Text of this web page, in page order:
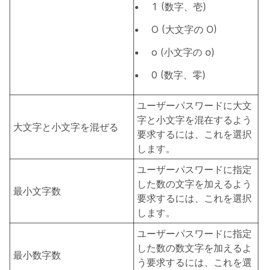
1 (数字、壱)
O (大文字の O)
o (小文字の o)
0 (数字、零)
大文字と小文字を混ぜる
ユーザーパスワードに大文
字と小文字を混在するよう
要求するには、これを選択
します。
最小文字数
ユーザーパスワードに指定
した数の文字を加えるよう
要求するには、これを選択
します。
最小数字数
ユーザーパスワードに指定
した数の数文字を加えるよ
う要求するには、これを選